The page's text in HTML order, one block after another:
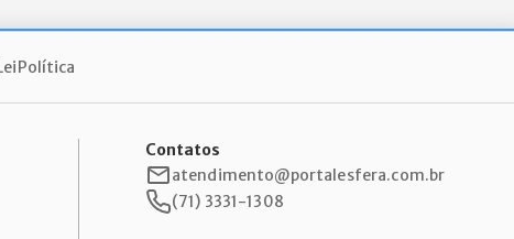
Política
Contatos
atendimento@portalesfera.com.br
(71) 3331-1308